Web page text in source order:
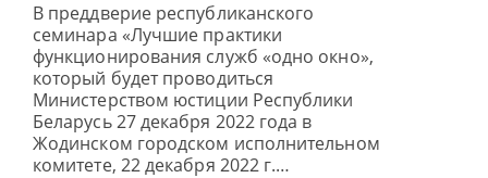
В преддверие республиканского
семинара «Лучшие практики
функционирования служб «одно окно»,
который будет проводиться
Министерством юстиции Республики
Беларусь 27 декабря 2022 года в
Жодинском городском исполнительном
комитете, 22 декабря 2022 г.…